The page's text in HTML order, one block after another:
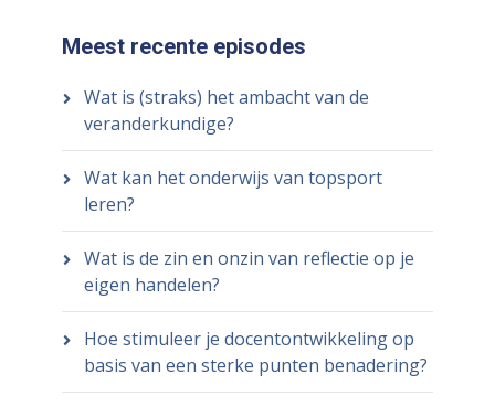
Meest recente episodes
Wat is (straks) het ambacht van de
veranderkundige?
Wat kan het onderwijs van topsport
leren?
Wat is de zin en onzin van reflectie op je
eigen handelen?
Hoe stimuleer je docentontwikkeling op
basis van een sterke punten benadering?